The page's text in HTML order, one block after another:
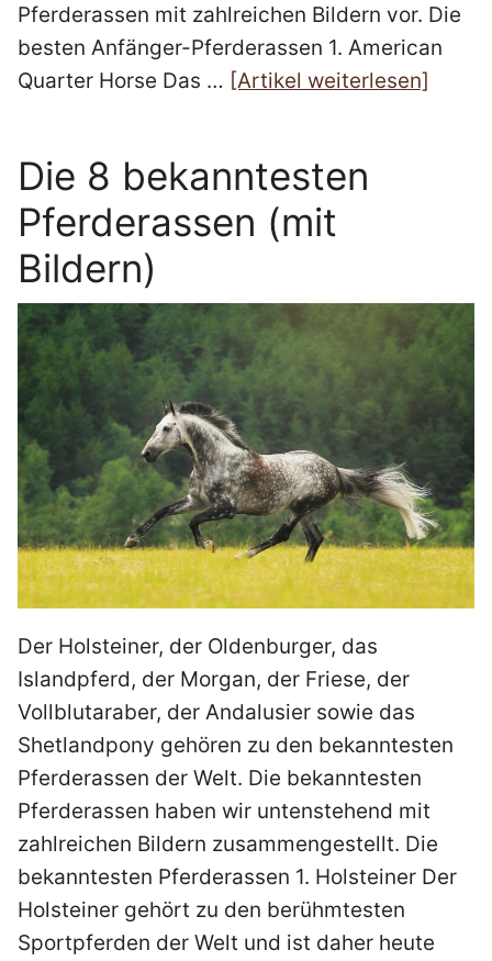
Pferderassen mit zahlreichen Bildern vor. Die
besten Anfänger-Pferderassen 1. American
Quarter Horse Das … [Artikel weiterlesen]
Die 8 bekanntesten
Pferderassen (mit
Bildern)
Der Holsteiner, der Oldenburger, das
Islandpferd, der Morgan, der Friese, der
Vollblutaraber, der Andalusier sowie das
Shetlandpony gehören zu den bekanntesten
Pferderassen der Welt. Die bekanntesten
Pferderassen haben wir untenstehend mit
zahlreichen Bildern zusammengestellt. Die
bekanntesten Pferderassen 1. Holsteiner Der
Holsteiner gehört zu den berühmtesten
Sportpferden der Welt und ist daher heute